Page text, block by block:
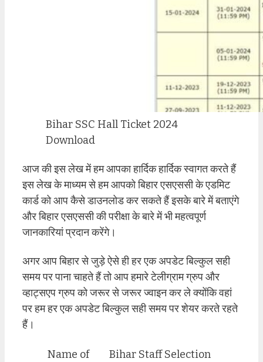
Bihar SSC Hall Ticket 2024
Download
आज की इस लेख में हम आपका हार्दिक हार्दिक स्वागत करते हैं
इस लेख के माध्यम से हम आपको बिहार एसएससी के एडमिट
कार्ड को आप कैसे डाउनलोड कर सकते हैं इसके बारे में बताएंगे
और बिहार एसएससी की परीक्षा के बारे में भी महत्वपूर्ण
जानकारियां प्रदान करेंगे।
अगर आप बिहार से जुड़े ऐसे ही हर एक अपडेट बिल्कुल सही
समय पर पाना चाहते हैं तो आप हमारे टेलीग्राम ग्रुप और
व्हाट्सएप ग्रुप को जरूर से जरूर ज्वाइन कर ले क्योंकि वहां
पर हम हर एक अपडेट बिल्कुल सही समय पर शेयर करते रहते
हैं।
Name of
Bihar Staff Selection